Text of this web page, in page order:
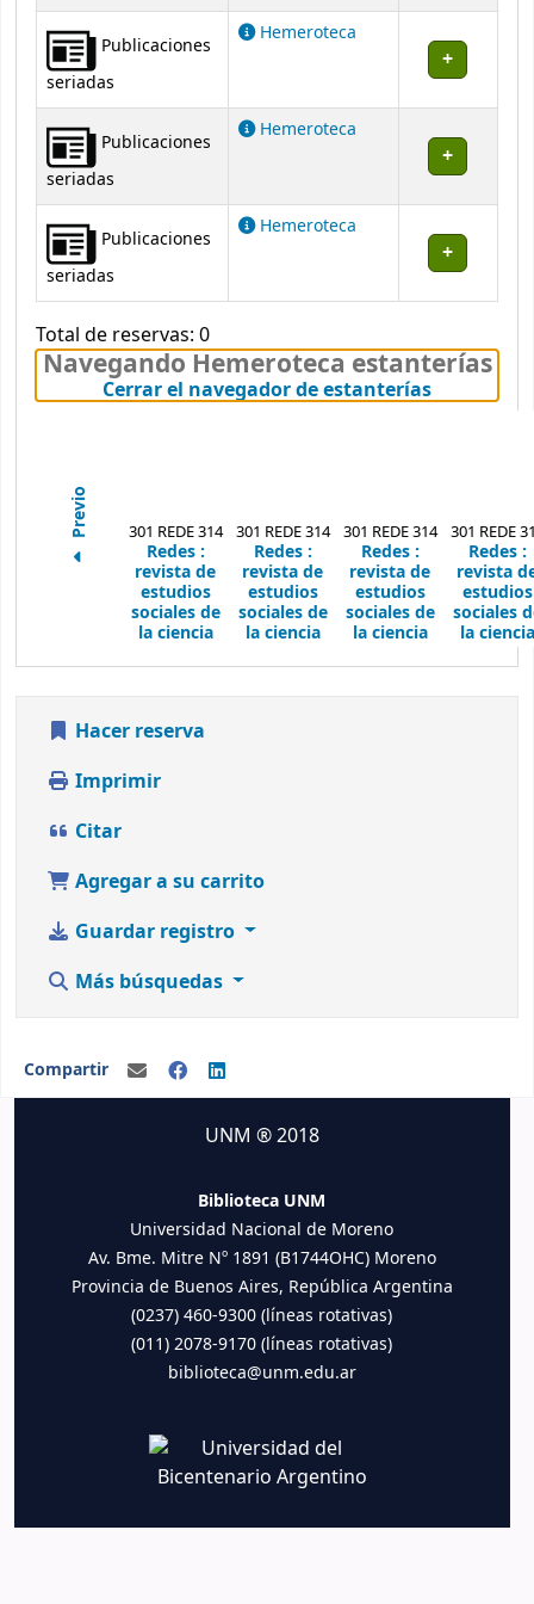
Publicaciones
seriadas
Hemeroteca
Publicaciones
seriadas
Hemeroteca
Publicaciones
seriadas
Hemeroteca
Total de reservas: 0
Navegando Hemeroteca estanterías
Cerrar el navegador de estanterías(Oculta el
Previo 301 REDE 314
Redes :
revista de
estudios
sociales de
la ciencia
301 REDE 314
Redes :
revista de
estudios
sociales de
la ciencia
301 REDE 314
Redes :
revista de
estudios
sociales de
la ciencia
301 REDE
Redes :
revista
estudios
sociales
la ciencia
Hacer reserva
Imprimir
Citar
Agregar a su carrito
Guardar registro
Más búsquedas
Compartir
UNM ® 2018
Biblioteca UNM
Universidad Nacional de Moreno
Av. Bme. Mitre Nº 1891 (B1744OHC) Moreno
Provincia de Buenos Aires, República Argentina
(0237) 460-9300 (líneas rotativas)
(011) 2078-9170 (líneas rotativas)
biblioteca@unm.edu.ar